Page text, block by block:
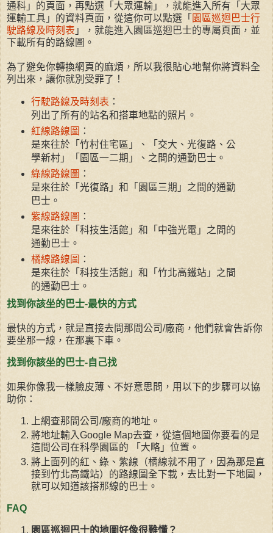
通科」的頁面，再點選「大眾運輸」，就能進入所有「大眾
運輸工具」的資料頁面，從這你可以點選「 園區巡迴巴士行
駛路線及時刻表 」，就能進入園區巡迴巴士的專屬頁面，並
下載所有的路線圖。
為了避免你轉換網頁的麻煩，所以我很貼心地幫你將資料全
列出來，讓你就別受罪了！
行駛路線及時刻表 ：
列出了所有的站名和搭車地點的照片。
紅線路線圖 ：
是來往於「竹村住宅區」、「交大、光復路、公
學新村」「園區一二期」、之間的通勤巴士。
綠線路線圖 ：
是來往於「光復路」和「園區三期」之間的通勤
巴士。
紫線路線圖 ：
是來往於「科技生活館」和「中強光電」之間的
通勤巴士。
橘線路線圖 ：
是來往於「科技生活館」和「竹北高鐵站」之間
的通勤巴士。
找到你該坐的巴士-最快的方式
最快的方式，就是直接去問那間公司/廠商，他們就會告訴你
要坐那一線，在那裏下車。
找到你該坐的巴士-自己找
如果你像我一樣臉皮薄、不好意思問，用以下的步驟可以協
助你：
上網查那間公司/廠商的地址。
將地址輸入Google Map去查，從這個地圖你要看的是
這間公司在科學園區的 「大略」位置。
將上面列的紅、綠、紫線（橘線就不用了，因為那是直
接到竹北高鐵站）的路線圖全下載，去比對一下地圖，
就可以知道該搭那線的巴士。
FAQ
園區巡迴巴士的地圖好像很難懂？